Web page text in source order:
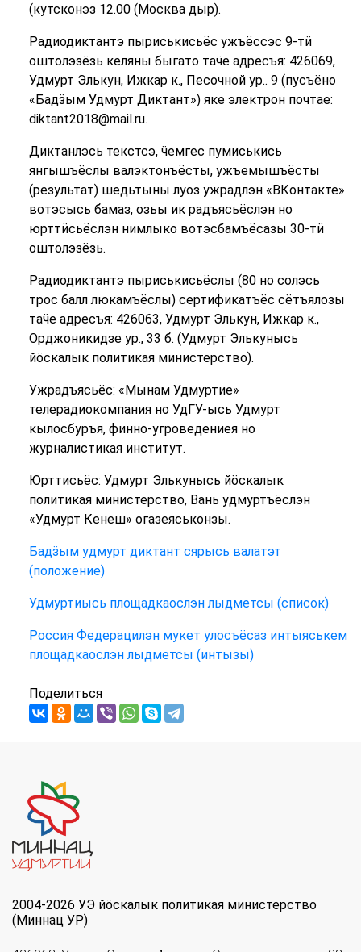
(кутсконэз 12.00 (Москва дыр).
Радиодиктантэ пыриськисьёс ужъёссэс 9-тӥ
оштолэзёзь келяны быгато таӵе адресъя: 426069,
Удмурт Элькун, Ижкар к., Песочной ур.. 9 (пусъёно
«Бадӟым Удмурт Диктант») яке электрон почтае:
diktant2018@mail.ru.
Диктанлэсь текстсэ, ӵемгес пумиськись
янгышъёслы валэктонъёсты, ужъемышъёсты
(результат) шедьтыны луоз ужрадлэн «ВКонтакте»
вотэсысь бамаз, озьы ик радъясьёслэн но
юрттӥсьёслэн нимлыко вотэсбамъёсазы 30-тӥ
оштолэзёзь.
Радиодиктантэ пыриськисьёслы (80 но солэсь
трос балл люкамъёслы) сертификатъёс сётъялозы
таӵе адресъя: 426063, Удмурт Элькун, Ижкар к.,
Орджоникидзе ур., 33 б. (Удмурт Элькунысь
йӧскалык политикая министерство).
Ужрадъясьёс: «Мынам Удмуртие»
телерадиокомпания но УдГУ-ысь Удмурт
кылосбуръя, финно-угроведениея но
журналистикая институт.
Юрттисьёс: Удмурт Элькунысь йӧскалык
политикая министерство, Вань удмуртъёслэн
«Удмурт Кенеш» огазеяськонзы.
Бадӟым удмурт диктант сярысь валатэт
(положение)
Удмуртиысь площадкаослэн лыдметсы (список)
Россия Федерацилэн мукет улосъёсаз интыяськем
площадкаослэн лыдметсы (интызы)
Поделиться
2004-2026 УЭ йöскалык политикая министерство
(Миннац УР)